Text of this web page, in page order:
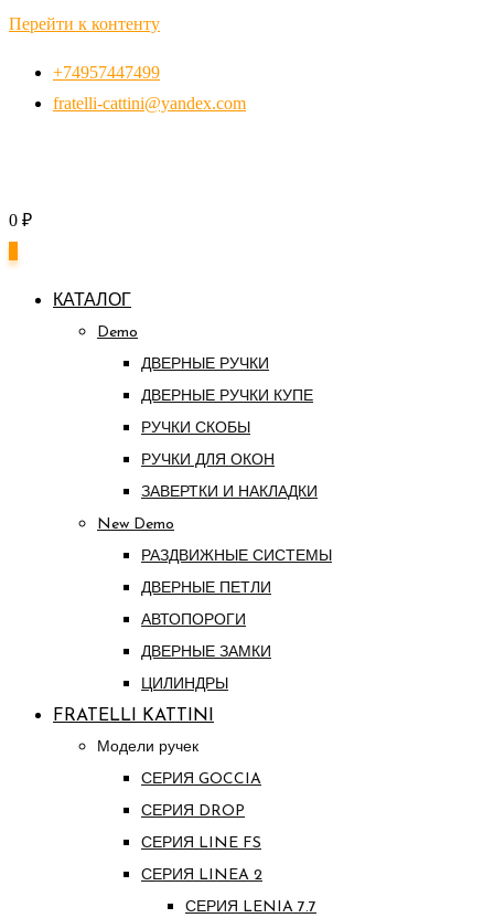
Перейти к контенту
+74957447499
fratelli-cattini@yandex.com
0 ₽
КАТАЛОГ
Demo
ДВЕРНЫЕ РУЧКИ
ДВЕРНЫЕ РУЧКИ КУПЕ
РУЧКИ СКОБЫ
РУЧКИ ДЛЯ ОКОН
ЗАВЕРТКИ И НАКЛАДКИ
New Demo
РАЗДВИЖНЫЕ СИСТЕМЫ
ДВЕРНЫЕ ПЕТЛИ
АВТОПОРОГИ
ДВЕРНЫЕ ЗАМКИ
ЦИЛИНДРЫ
FRATELLI KATTINI
Модели ручек
СЕРИЯ GOCCIA
СЕРИЯ DROP
СЕРИЯ LINE FS
СЕРИЯ LINEA 2
СЕРИЯ LENIA 7.7